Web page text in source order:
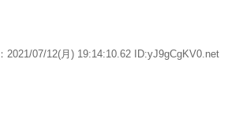
：2021/07/12(月) 19:14:10.62 ID:yJ9gCgKV0.net